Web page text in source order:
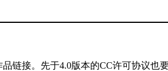
链接。先于4.0版本的CC许可协议也